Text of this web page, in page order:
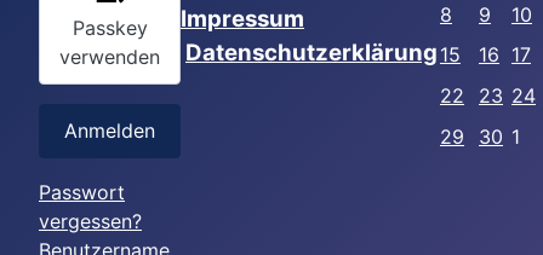
Passkey
verwenden
Anmelden
Passwort
vergessen?
Benutzername
Impressum
Datenschutzerklärung
8
9
10
15
16 17
22
23 24
29
30 1